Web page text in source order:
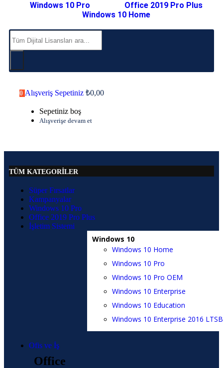
Windows 10 Pro
Office 2019 Pro Plus
Windows 10 Home
0 Alışveriş Sepetiniz ₺0,00
Sepetiniz boş
Alışverişe devam et
TÜM KATEGORİLER
Süper Fırsatlar
Kampanyalar
Windows 10 Pro
Office 2019 Pro Plus
İşletim Sistemi
Windows 10
Windows 10 Home
Windows 10 Pro
Windows 10 Pro OEM
Windows 10 Enterprise
Windows 10 Education
Windows 10 Enterprise 2016 LTSB
Ofis ve İş
Office